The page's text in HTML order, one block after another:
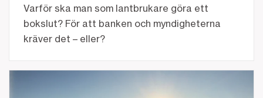
Varför ska man som lantbrukare göra ett
bokslut? För att banken och myndigheterna
kräver det – eller?
Planera din ekonomi inför det nya året